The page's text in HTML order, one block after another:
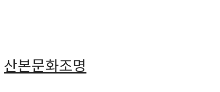
산본문화조명